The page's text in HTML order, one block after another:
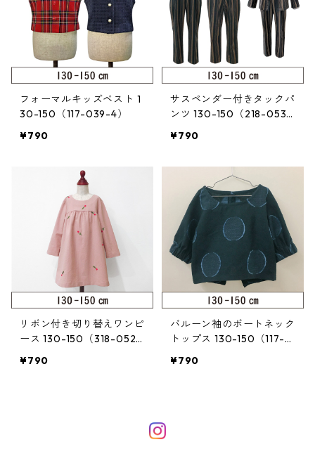
フォーマルキッズベスト 1
30-150（117-039-4）
¥790
サスペンダー付きタックパ
ンツ 130-150（218-053-
¥790
リボン付き切り替えワンピ
ース 130-150（318-052-
¥790
バルーン袖のボートネック
トップス 130-150（117-0
¥790